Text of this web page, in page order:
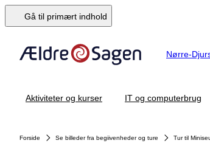
Gå til primært indhold
Nørre-
Aktiviteter og kurser IT og computerbrug
Forside Se billeder fra begiivenheder og ture Tur til